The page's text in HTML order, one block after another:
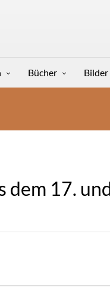
Bücher Bilder